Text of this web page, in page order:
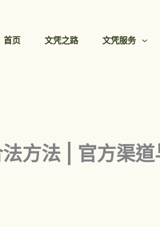
首页 文凭之路 文凭服务
方法 | 官方渠